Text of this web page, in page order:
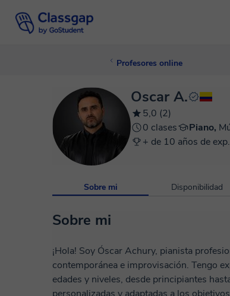
Profesores online
Oscar A.
5,0 (2)
0 clases
Piano,
+ de 10 años de
Sobre mi Disponibilidad
Sobre mi
¡Hola! Soy Óscar Achury, pianista
contemporánea e improvisación. Tengo experiencia enseñando piano a estudiantes de diferentes
edades y niveles, desde principiantes hasta nivel